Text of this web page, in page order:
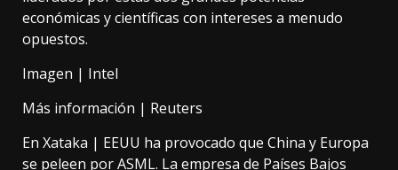
económicas y científicas con intereses a menudo
opuestos.
Imagen | Intel
Más información | Reuters
En Xataka | EEUU ha provocado que China y Europa
se peleen por ASML. La empresa de Países Bajos